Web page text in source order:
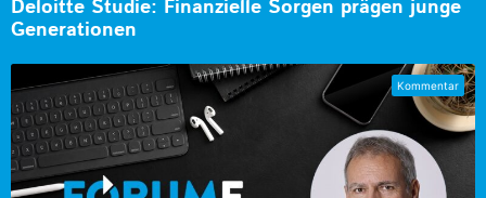
Deloitte Studie: Finanzielle Sorgen prägen junge
Generationen